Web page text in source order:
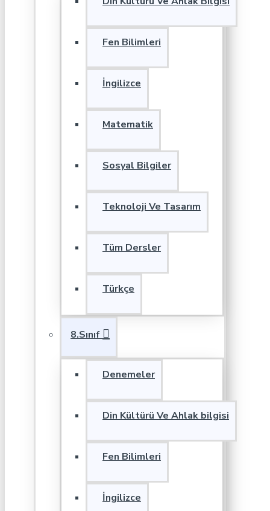
Fen Bilimleri
İngilizce
Matematik
Sosyal Bilgiler
Teknoloji Ve Tasarım
Tüm Dersler
Türkçe
8.Sınıf
Denemeler
Din Kültürü Ve Ahlak bilgisi
Fen Bilimleri
İngilizce